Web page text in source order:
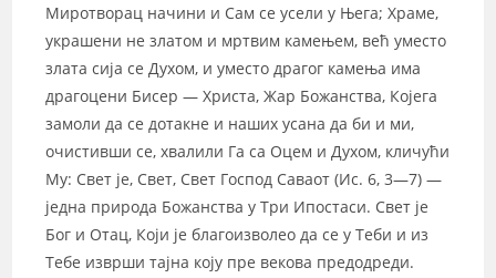
Миротворац начини и Сам се усели у Њега; Храме,
украшени не златом и мртвим камењем, већ уместо
злата сија се Духом, и уместо драгог камења има
драгоцени Бисер — Христа, Жар Божанства, Којега
замоли да се дотакне и наших усана да би и ми,
очистивши се, хвалили Га са Оцем и Духом, кличући
Му: Свет је, Свет, Свет Господ Саваот (Ис. 6, 3—7) —
једна природа Божанства у Три Ипостаси. Свет је
Бог и Отац, Који је благоизволео да се у Теби и из
Тебе изврши тајна коју пре векова предодреди.